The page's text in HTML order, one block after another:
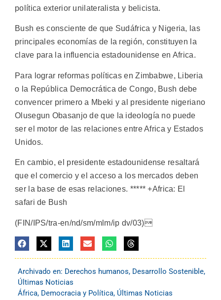
política exterior unilateralista y belicista.
Bush es consciente de que Sudáfrica y Nigeria, las
principales economías de la región, constituyen la
clave para la influencia estadounidense en Africa.
Para lograr reformas políticas en Zimbabwe, Liberia
o la República Democrática de Congo, Bush debe
convencer primero a Mbeki y al presidente nigeriano
Olusegun Obasanjo de que la ideología no puede
ser el motor de las relaciones entre Africa y Estados
Unidos.
En cambio, el presidente estadounidense resaltará
que el comercio y el acceso a los mercados deben
ser la base de esas relaciones. ***** +Africa: El
safari de Bush
(FIN/IPS/tra-en/nd/sm/mlm/ip dv/03)
Archivado en: Derechos humanos, Desarrollo Sostenible,
Últimas Noticias
África, Democracia y Política, Últimas Noticias